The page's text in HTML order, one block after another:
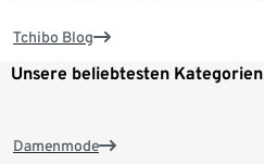
Tchibo Blog
Unsere beliebtesten Kategorien
Damenmode